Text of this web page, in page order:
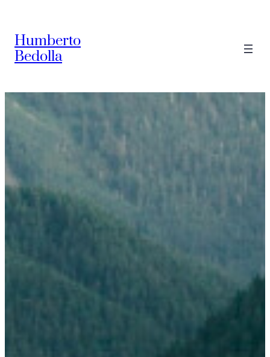
contenido
Humberto
Bedolla